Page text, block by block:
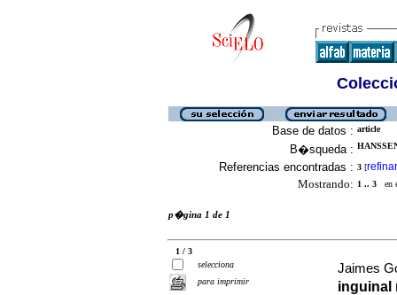
Base de datos : article
B�squeda :
Referencias encontradas : 3 [refinar
Mostrando: 1 .. 3 en
p�gina 1 de 1
1 / 3
selecciona
para imprimir
Jaimes
inguinal